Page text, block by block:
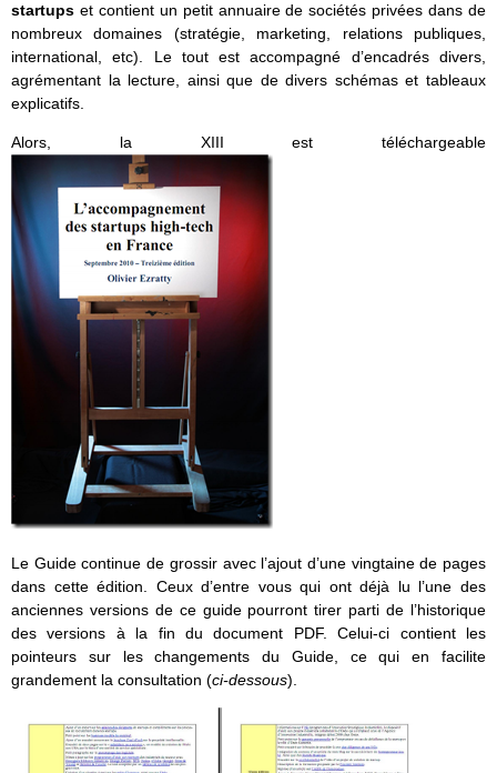
startups et contient un petit annuaire de sociétés privées dans de
nombreux domaines (stratégie, marketing, relations publiques,
international, etc). Le tout est accompagné d’encadrés divers,
agrémentant la lecture, ainsi que de divers schémas et tableaux
explicatifs.
Alors, la XIII est téléchargeable
Le Guide continue de grossir avec l’ajout d’une vingtaine de pages
dans cette édition. Ceux d’entre vous qui ont déjà lu l’une des
anciennes versions de ce guide pourront tirer parti de l’historique
des versions à la fin du document PDF. Celui-ci contient les
pointeurs sur les changements du Guide, ce qui en facilite
grandement la consultation (ci-dessous).